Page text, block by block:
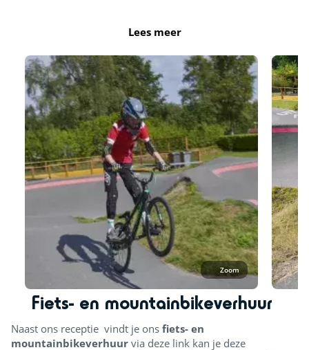
Lees meer
Zoom
Fiets- en mountainbikeverhuur
Naast ons receptie vindt je ons fiets- en
mountainbikeverhuur via deze link kan je deze